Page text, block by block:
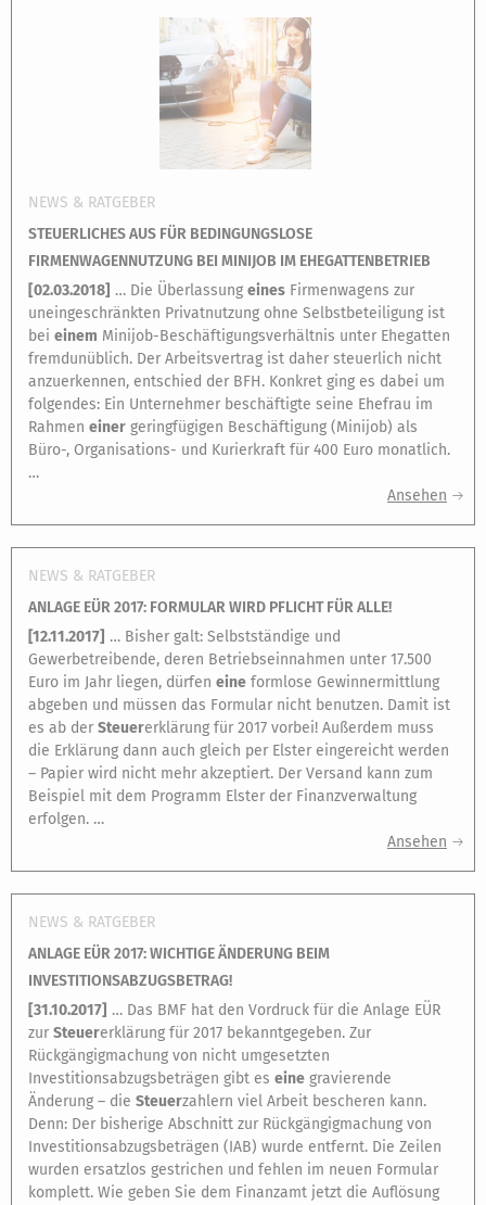
NEWS & RATGEBER
STEUERLICHES AUS FÜR BEDINGUNGSLOSE
FIRMENWAGENNUTZUNG BEI MINIJOB IM EHEGATTENBETRIEB
[02.03.2018] … Die Überlassung eines Firmenwagens zur
uneingeschränkten Privatnutzung ohne Selbstbeteiligung ist
bei einem Minijob-Beschäftigungsverhältnis unter Ehegatten
fremdunüblich. Der Arbeitsvertrag ist daher steuerlich nicht
anzuerkennen, entschied der BFH. Konkret ging es dabei um
folgendes: Ein Unternehmer beschäftigte seine Ehefrau im
Rahmen einer geringfügigen Beschäftigung (Minijob) als
Büro-, Organisations- und Kurierkraft für 400 Euro monatlich.
…
Ansehen
NEWS & RATGEBER
ANLAGE EÜR 2017: FORMULAR WIRD PFLICHT FÜR ALLE!
[12.11.2017] … Bisher galt: Selbstständige und
Gewerbetreibende, deren Betriebseinnahmen unter 17.500
Euro im Jahr liegen, dürfen eine formlose Gewinnermittlung
abgeben und müssen das Formular nicht benutzen. Damit ist
es ab der Steuererklärung für 2017 vorbei! Außerdem muss
die Erklärung dann auch gleich per Elster eingereicht werden
– Papier wird nicht mehr akzeptiert. Der Versand kann zum
Beispiel mit dem Programm Elster der Finanzverwaltung
erfolgen. …
Ansehen
NEWS & RATGEBER
ANLAGE EÜR 2017: WICHTIGE ÄNDERUNG BEIM
INVESTITIONSABZUGSBETRAG!
[31.10.2017] … Das BMF hat den Vordruck für die Anlage EÜR
zur Steuererklärung für 2017 bekanntgegeben. Zur
Rückgängigmachung von nicht umgesetzten
Investitionsabzugsbeträgen gibt es eine gravierende
Änderung – die Steuerzahlern viel Arbeit bescheren kann.
Denn: Der bisherige Abschnitt zur Rückgängigmachung von
Investitionsabzugsbeträgen (IAB) wurde entfernt. Die Zeilen
wurden ersatzlos gestrichen und fehlen im neuen Formular
komplett. Wie geben Sie dem Finanzamt jetzt die Auflösung